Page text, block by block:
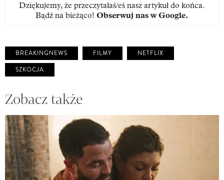
Dziękujemy, że przeczytałaś/eś nasz artykuł do końca.
Bądź na bieżąco! Obserwuj nas w Google.
BREAKINGNEWS FILMY
NETFLIX
SZKOCJA
Zobacz także